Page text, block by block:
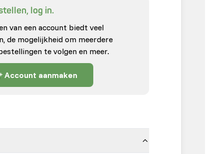
log in.
van een account biedt veel
de mogelijkheid om meerdere
te volgen en meer.
Account aanmaken